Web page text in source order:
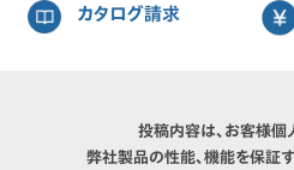
カタログ請求
投稿内容は、お客様個
弊社製品の性能、機能を保証